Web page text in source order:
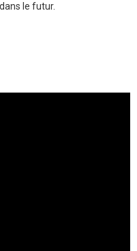
le futur.